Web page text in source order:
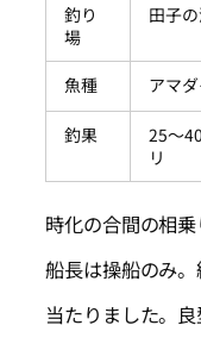
釣り
場
田子
魚種 アマ
釣果
25～
リ
時化の合間の相
船長は操船のみ
当たりました。良